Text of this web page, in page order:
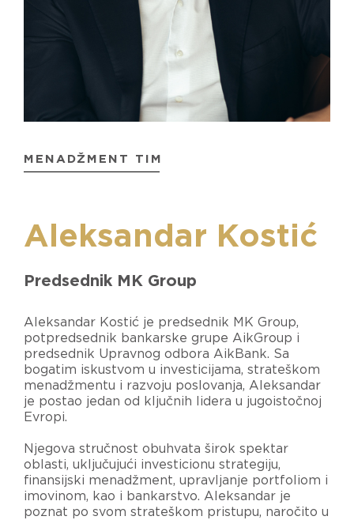
MENADŽMENT TIM
Aleksandar Kostić
Predsednik MK Group
Aleksandar Kostić je predsednik MK Group,
potpredsednik bankarske grupe AikGroup i
predsednik Upravnog odbora AikBank. Sa
bogatim iskustvom u investicijama, strateškom
menadžmentu i razvoju poslovanja, Aleksandar
je postao jedan od ključnih lidera u jugoistočnoj
Evropi.
Njegova stručnost obuhvata širok spektar
oblasti, uključujući investicionu strategiju,
finansijski menadžment, upravljanje portfoliom i
imovinom, kao i bankarstvo. Aleksandar je
poznat po svom strateškom pristupu, naročito u